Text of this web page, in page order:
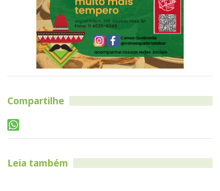
Compartilhe
Leia também